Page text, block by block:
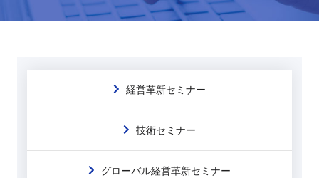
経営革新セミナー
技術セミナー
グローバル経営革新セミナー